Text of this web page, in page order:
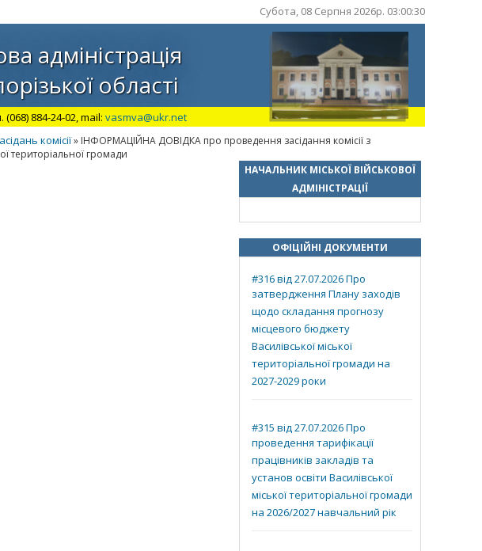
Субота, 08 Серпня 2026р. 03:00:31
адміністрація
області
884-24-02, mail: vasmva@ukr.net
комісії» ІНФОРМАЦІЙНА ДОВІДКА про проведення засідання комісії з
територіальної громади
НАЧАЛЬНИК МІСЬКОЇ ВІЙСЬКОВОЇ
АДМІНІСТРАЦІЇ
ОФІЦІЙНІ ДОКУМЕНТИ
#316 від 27.07.2026 Про
затвердження Плану заходів
щодо складання прогнозу
місцевого бюджету
Василівської міської
територіальної громади на
2027-2029 роки
#315 від 27.07.2026 Про
проведення тарифікації
працівників закладів та
установ освіти Василівської
міської територіальної громади
на 2026/2027 навчальний рік